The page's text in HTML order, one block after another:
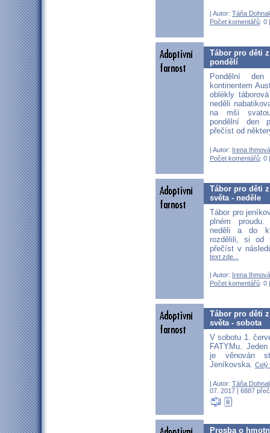
| Autor: Táňa
Počet komentářů: 0
Tábor pro děti
pondělí
Pondělní
kontinentem
oblékly
neděli
na mši
pondělní den
přečíst od
| Autor: Irena Ihmová
Počet komentářů: 0
Tábor pro děti
světa - neděle
Tábor pro
plném
neděli a do
rozdělili, si od
přečíst v
text zde...
| Autor: Irena Ihmová
Počet komentářů: 0
Tábor pro děti
světa - sobota
V sobotu 1.
FATYMu.
je věnován
Jeníkovska. Celý
| Autor: Táňa
07. 2017 | 6887
Prosba o